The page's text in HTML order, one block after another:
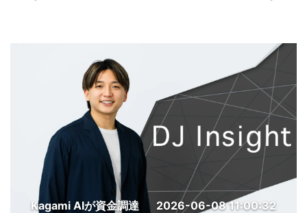
Kagami AIが資金調達 2026-06-08 11:00:32